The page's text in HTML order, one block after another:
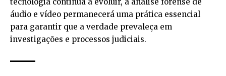
áudio e vídeo permanecerá uma prática essencial
para garantir que a verdade prevaleça em
investigações e processos judiciais.